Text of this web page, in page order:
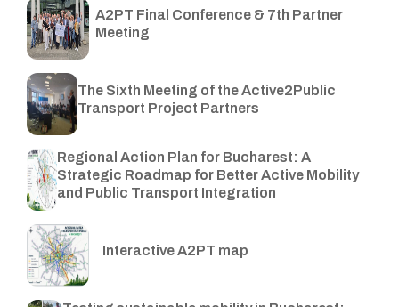
A2PT Final Conference & 7th Partner
Meeting
The Sixth Meeting of the Active2Public
Transport Project Partners
Regional Action Plan for Bucharest: A
Strategic Roadmap for Better Active Mobility
and Public Transport Integration
Interactive A2PT map